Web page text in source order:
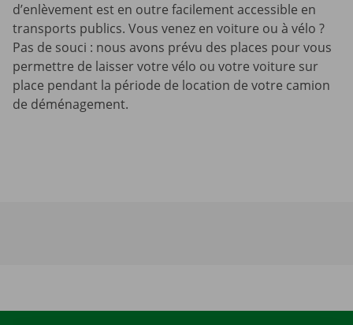
d’enlèvement est en outre facilement accessible en
transports publics. Vous venez en voiture ou à vélo ?
Pas de souci : nous avons prévu des places pour vous
permettre de laisser votre vélo ou votre voiture sur
place pendant la période de location de votre camion
de déménagement.